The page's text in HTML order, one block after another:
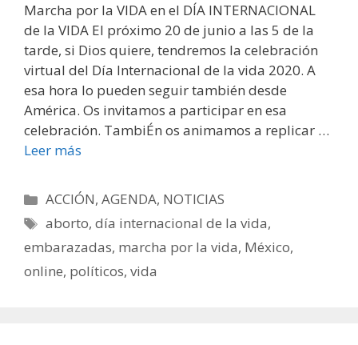
Marcha por la VIDA en el DÍA INTERNACIONAL
de la VIDA El próximo 20 de junio a las 5 de la
tarde, si Dios quiere, tendremos la celebración
virtual del Día Internacional de la vida 2020. A
esa hora lo pueden seguir también desde
América. Os invitamos a participar en esa
celebración. TambiÉn os animamos a replicar …
Leer más
Categorías
ACCIÓN,AGENDA, NOTICIAS
Etiquetas
aborto,día internacional de la vida,
embarazadas, marcha por la vida, México,
online, políticos, vida